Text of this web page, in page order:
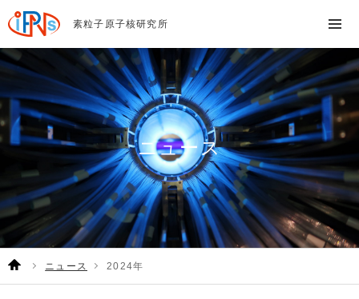
素粒子原子核研究所
ニュース
ニュース 2024年